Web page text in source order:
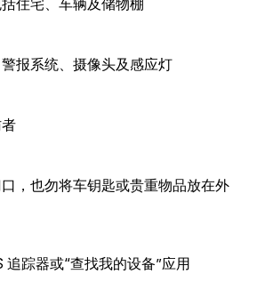
住宅、车辆及储物棚
报系统、摄像头及感应灯
，也勿将车钥匙或贵重物品放在外
追踪器或“查找我的设备”应用